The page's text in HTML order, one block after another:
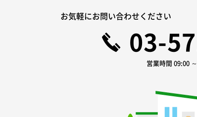
お気軽にお問い合わせください
03-
営業時間 09:00